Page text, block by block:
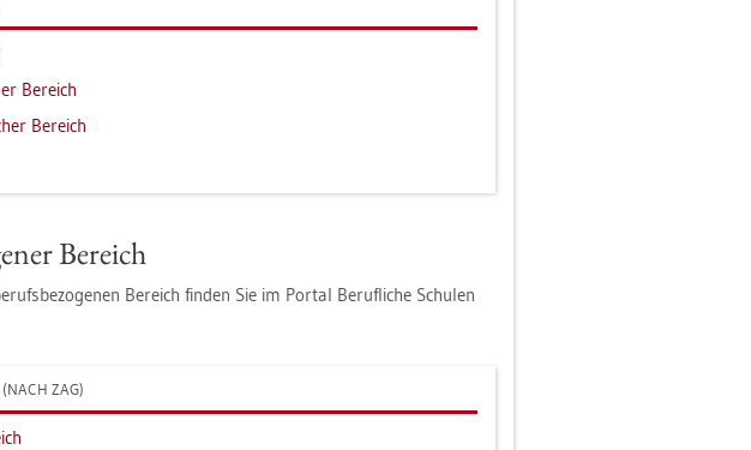
Be­reich
Be­reich
Be­reich
Be­reich fin­den Sie im Por­tal Be­ruf­li­che Schu­len
ZAG)